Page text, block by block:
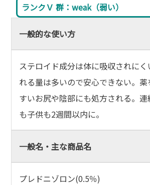
ランクＶ 群：weak（弱い）
一般的な使い方
ステロイド成分は体に吸収されに
れる量は多いので安心できない。
すいお尻や陰部にも処方される。連
も子供も2週間以内に。
一般名・主な商品名
プレドニゾロン(0.5％)